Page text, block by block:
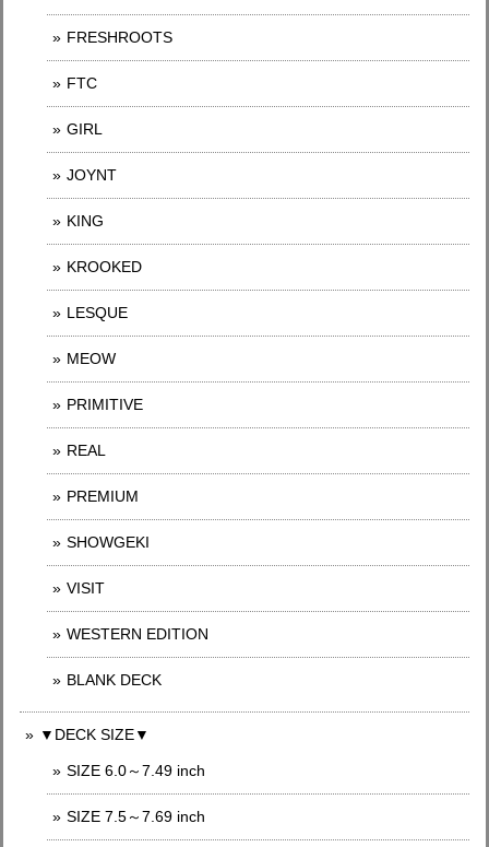
FRESHROOTS
FTC
GIRL
JOYNT
KING
KROOKED
LESQUE
MEOW
PRIMITIVE
REAL
PREMIUM
SHOWGEKI
VISIT
WESTERN EDITION
BLANK DECK
▼DECK SIZE▼
SIZE 6.0～7.49 inch
SIZE 7.5～7.69 inch